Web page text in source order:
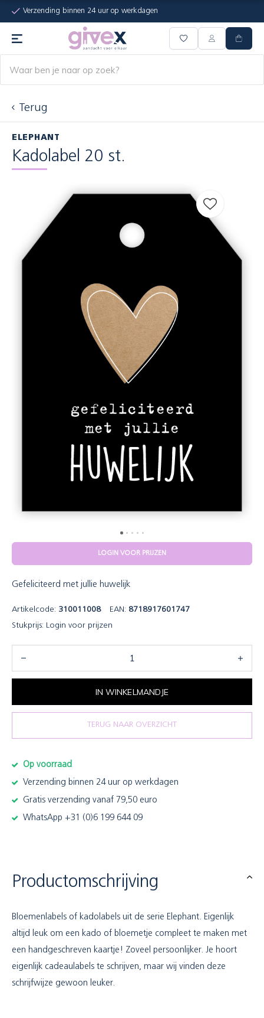
Verzending binnen 24 uur op werkdagen
Terug
ELEPHANT
Kadolabel 20 st.
LOGIN VOOR PRIJZEN
Gefeliciteerd met jullie huwelijk
Artikelcode: 310011008 EAN: 8718917601747
Stukprijs: Login voor prijzen
IN WINKELMANDJE
TERUG NAAR OVERZICHT
Op voorraad
Verzending binnen 24 uur op werkdagen
Gratis verzending vanaf 79,50 euro
WhatsApp +31 (0)6 199 644 09
Productomschrijving
Bloemenlabels of kadolabels uit de serie Elephant. Eigenlijk
altijd leuk om een kado of bloemetje compleet te maken met
een handgeschreven kaartje! Zoveel persoonlijker. Je hoort
eigenlijk cadeaulabels te schrijven, maar wij vinden deze
schrijfwijze gewoon leuker.